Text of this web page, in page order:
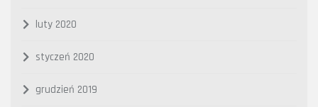
luty 2020
styczeń 2020
grudzień 2019